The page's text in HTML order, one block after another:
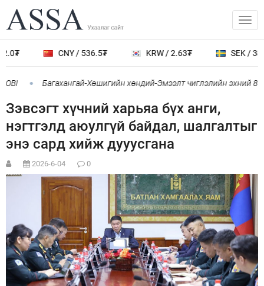
CNY / 536.5₮ KRW / 2.63₮ SEK /
Багахангай-Хөшигийн хөндий-Эмээлт чиглэлийн эхний 87
Зэвсэгт хүчний харьяа бүх анги,
нэгтгэлд аюулгүй байдал, шалгалтыг
энэ сард хийж дууусгана
2026-6-04 0